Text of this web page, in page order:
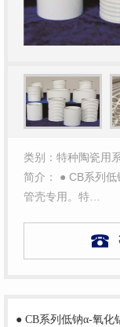
类别：特种陶瓷用
简介： ● CB系列
管壳专用。特…
● CB系列低钠α-氧化